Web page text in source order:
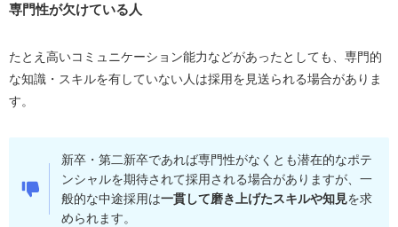
専門性が欠けている人
たとえ高いコミュニケーション能力などがあったとしても、専門的
な知識・スキルを有していない人は採用を見送られる場合がありま
す。
新卒・第二新卒であれば専門性がなくとも潜在的なポテ
ンシャルを期待されて採用される場合がありますが、一
般的な中途採用は一貫して磨き上げたスキルや知見を求
められます。